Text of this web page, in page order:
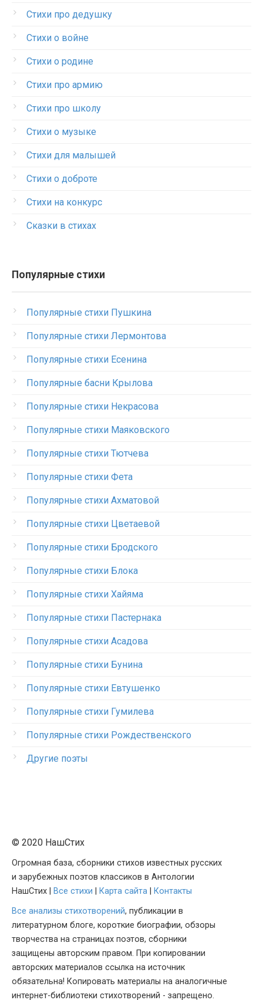
Стихи про дедушку
Стихи о войне
Стихи о родине
Стихи про армию
Стихи про школу
Стихи о музыке
Стихи для малышей
Стихи о доброте
Стихи на конкурс
Сказки в стихах
Популярные стихи
Популярные стихи Пушкина
Популярные стихи Лермонтова
Популярные стихи Есенина
Популярные басни Крылова
Популярные стихи Некрасова
Популярные стихи Маяковского
Популярные стихи Тютчева
Популярные стихи Фета
Популярные стихи Ахматовой
Популярные стихи Цветаевой
Популярные стихи Бродского
Популярные стихи Блока
Популярные стихи Хайяма
Популярные стихи Пастернака
Популярные стихи Асадова
Популярные стихи Бунина
Популярные стихи Евтушенко
Популярные стихи Гумилева
Популярные стихи Рождественского
Другие поэты
© 2020 НашСтих
Огромная база, сборники стихов известных русских
и зарубежных поэтов классиков в Антологии
НашСтих |
Все стихи Карта сайта
Контакты
Все анализы стихотворений, публикации в
литературном блоге, короткие биографии, обзоры
творчества на страницах поэтов, сборники
защищены авторским правом. При копировании
авторских материалов ссылка на источник
обязательна! Копировать материалы на аналогичные
интернет-библиотеки стихотворений - запрещено.